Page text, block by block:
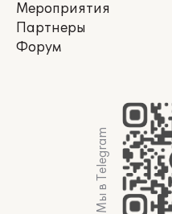
Мероприятия
Партнеры
Форум
Мы в Telegram